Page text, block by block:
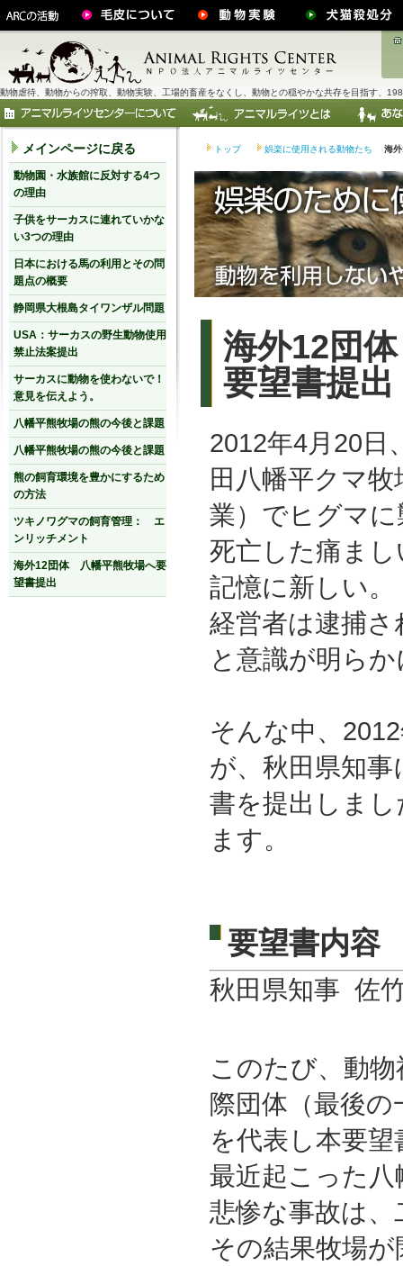
動物虐待、動物からの搾取、動物実験、工場的畜産をなくし、動物との穏やかな共存を目指す、
トップ 娯楽に使用される動物たち 海
海外12団
要望書提出
2012年4月20日
田八幡平クマ
業）でヒグマ
死亡した痛ま
記憶に新しい。
経営者は逮捕
と意識が明ら
そんな中、
が、秋田県知
書を提出しま
ます。
要望書内容
秋田県知事 佐
このたび、動
際団体（最後
を代表し本要
最近起こった
悲惨な事故は
その結果牧場
メインページに戻る
動物園・水族館に反対する4つ
の理由
子供をサーカスに連れていかな
い3つの理由
日本における馬の利用とその問
題点の概要
静岡県大根島タイワンザル問題
USA：サーカスの野生動物使用
禁止法案提出
サーカスに動物を使わないで！
意見を伝えよう。
八幡平熊牧場の熊の今後と課題
八幡平熊牧場の熊の今後と課題
熊の飼育環境を豊かにするため
の方法
ツキノワグマの飼育管理： エ
ンリッチメント
海外12団体 八幡平熊牧場へ要
望書提出